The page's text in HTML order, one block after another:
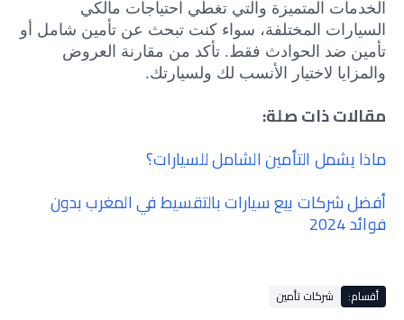
الخدمات المتميزة والتي تغطي احتياجات مالكي
السيارات المختلفة، سواء كنت تبحث عن تأمين شامل أو
تأمين ضد الحوادث فقط. تأكد من مقارنة العروض
والمزايا لاختيار الأنسب لك ولسيارتك.
مقالات ذات صلة:
ماذا يشمل التأمين الشامل للسيارات؟
أفضل شركات بيع سيارات بالتقسيط في المغرب بدون
فوائد 2024
أقسام: شركات تأمين